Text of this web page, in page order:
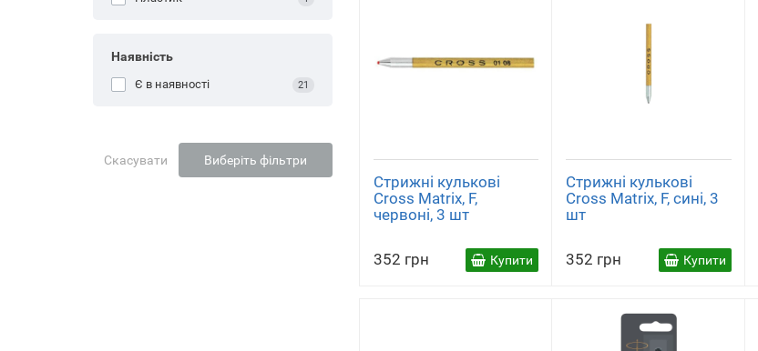
Наявність
Є в наявності 21
Скасувати Виберіть фільтри
Стрижні кулькові
Cross Matrix, F,
червоні, 3 шт
352 грн Купити
Стрижні кулькові
Cross Matrix, F, сині, 3
шт
352 грн Купити